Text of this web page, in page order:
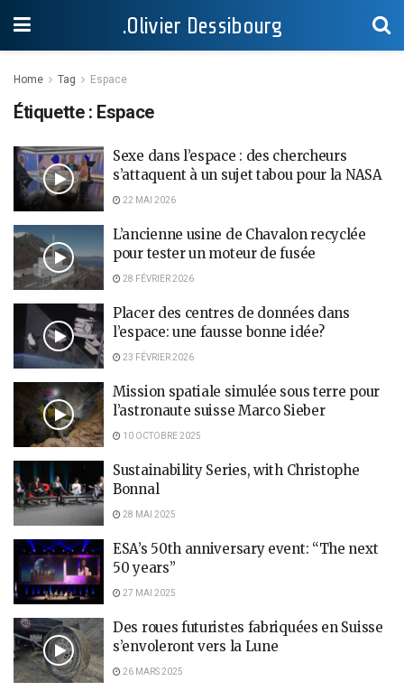
.Olivier Dessibourg
Home Tag Espace
Étiquette : Espace
Sexe dans l’espace : des chercheurs
s’attaquent à un sujet tabou pour la NASA
22 MAI 2026
L’ancienne usine de Chavalon recyclée
pour tester un moteur de fusée
28 FÉVRIER 2026
Placer des centres de données dans
l’espace: une fausse bonne idée?
23 FÉVRIER 2026
Mission spatiale simulée sous terre pour
l’astronaute suisse Marco Sieber
10 OCTOBRE 2025
Sustainability Series, with Christophe
Bonnal
28 MAI 2025
ESA’s 50th anniversary event: “The next
50 years”
27 MAI 2025
Des roues futuristes fabriquées en Suisse
s’envoleront vers la Lune
26 MARS 2025